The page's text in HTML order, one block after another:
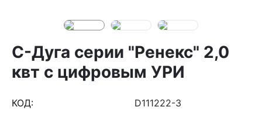
С-Дуга серии "Ренекс" 2,0
квт с цифровым УРИ
КОД: D111222-3